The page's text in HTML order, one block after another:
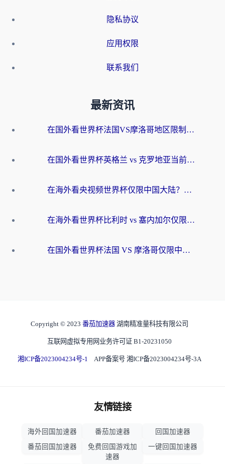
隐私协议
应用权限
联系我们
最新资讯
在国外看世界杯法国VS摩洛哥地区限制？这篇指南让你流畅看中文解说无压力
在国外看世界杯英格兰 vs 克罗地亚当前地区不可播放？这篇指南帮你搞定所有海外观赛难题
在海外看央视频世界杯仅限中国大陆？这篇指南帮你解锁中文解说+无卡顿直播
在海外看世界杯比利时 vs 塞内加尔仅限中国大陆？我找到了最流畅的中文解说之路
在国外看世界杯法国 VS 摩洛哥仅限中国大陆？海外党这样看中文解说赛事不卡顿
Copyright © 2023 番茄加速器 湖南精准量科技有限公司
互联网虚拟专用网业务许可证 B1-20231050
湘ICP备2023004234号-1 APP备案号 湘ICP备2023004234号-3A
友情链接
海外回国加速器 番茄加速器
回国加速器
番茄回国加速器
免费回国游戏加
速器
一键回国加速器